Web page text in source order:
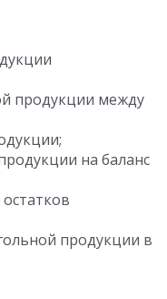
продукции между
на баланс
продукции в